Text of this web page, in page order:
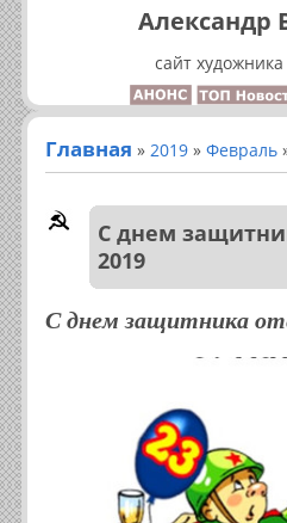
Александр
сайт
Главная » 2019 » Февраль
С днем
2019
С днем защитника